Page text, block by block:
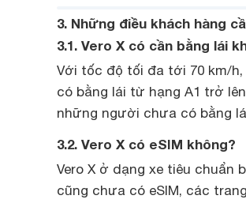
3. Những điều khách hàng
3.1. Vero X có cần bằng lái
Với tốc độ tối đa tới 70 km/h,
có bằng lái từ hạng A1 trở
những người chưa có bằng
3.2. Vero X có eSIM không?
Vero X ở dạng xe tiêu
cũng chưa có eSIM, các